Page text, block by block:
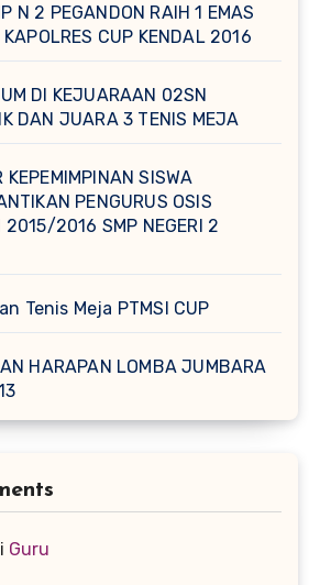
N 2 PEGANDON RAIH 1 EMAS
CUP KENDAL 2016
DI KEJUARAAN 02SN
DAN JUARA 3 TENIS MEJA
SISWA
PENGURUS OSIS
2015/2016 SMP NEGERI 2
Tenis Meja PTMSI CUP
HARAPAN LOMBA JUMBARA
Guru